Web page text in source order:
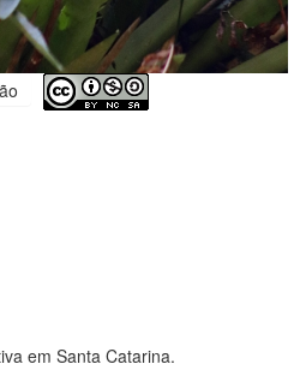
em Santa Catarina.